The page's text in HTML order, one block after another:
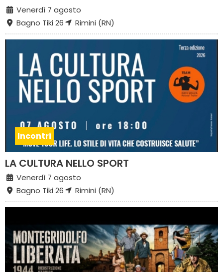
Venerdì 7 agosto
Bagno Tiki 26
Rimini (RN)
Incontri
LA CULTURA NELLO SPORT
Venerdì 7 agosto
Bagno Tiki 26
Rimini (RN)